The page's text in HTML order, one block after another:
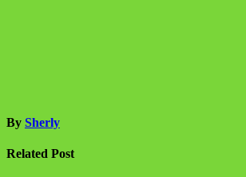
By Sherly
Related Post